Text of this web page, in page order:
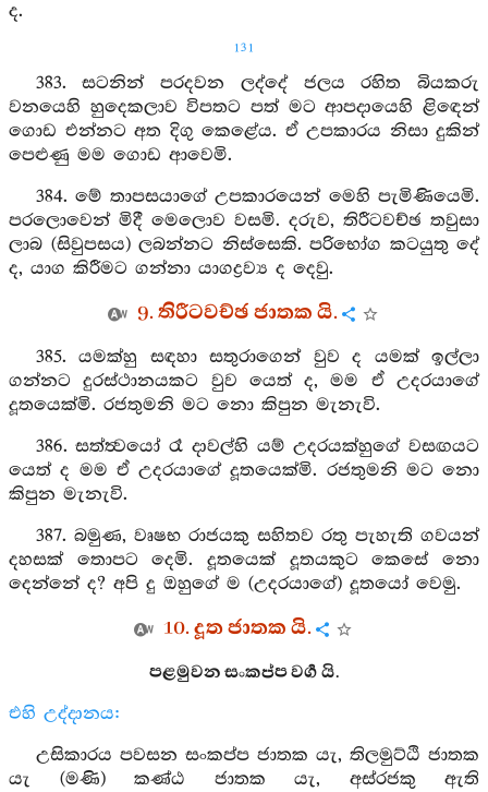
ද.
131
383. සටනින් පරදවන ලද්දේ ජලය රහිත බියකරු
වනයෙහි හුදෙකලාව විපතට පත් මට ආපදායෙහි ළිඳෙන්
ගොඩ එන්නට අත දිගු කෙළේය. ඒ උපකාරය නිසා දුකින්
පෙළුණු මම ගොඩ ආවෙමි.
384. මේ තාපසයාගේ උපකාරයෙන් මෙහි පැමිණියෙමි.
පරලොවෙන් මිදී මෙලොව වසමි. දරුව, තිරීටවච්ඡ තවුසා
ලාබ (සිවුපසය) ලබන්නට නිස්සෙකි. පරිභෝග කටයුතු දේ
ද, යාග කිරීමට ගන්නා යාගද්‍රව්‍ය ද දෙවු.
9. තිරීටවච්ඡ ජාතක යි.
385. යමක්හු සඳහා සතුරාගෙන් වුව ද යමක් ඉල්ලා
ගන්නට දුරස්ථානයකට වුව යෙත් ද, මම ඒ උදරයාගේ
දූතයෙක්මි. රජතුමනි මට නො කිපුන මැනැවි.
386. සත්ත්‍වයෝ රෑ දාවල්හි යම් උදරයක්හුගේ වසඟයට
යෙත් ද මම ඒ උදරයාගේ දූතයෙක්මි. රජතුමනි මට නො
කිපුන මැනැවි.
387. බමුණ, වෘෂභ රාජයකු සහිතව රතු පැහැති ගවයන්
දහසක් තොපට දෙමි. දූතයෙක් දූතයකුට කෙසේ නො
දෙන්නේ ද? අපි දු ඔහුගේ ම (උදරයාගේ) දූතයෝ වෙමු.
10. දූත ජාතක යි.
පළමුවන සංකප්ප වර්‍ග යි.
එහි උද්දානය:
උසිකාරය පවසන සංකප්ප ජාතක යැ, තිලමුට්ඨි ජාතක
යැ (මණි) කණ්ඨ ජාතක යැ, අස්රජකු ඇති